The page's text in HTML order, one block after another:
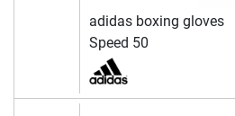
adidas boxing gloves
Speed 50